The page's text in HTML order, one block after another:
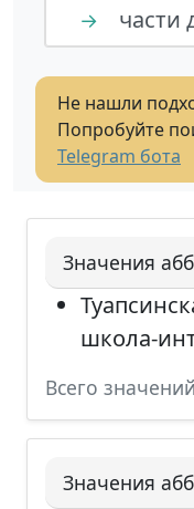
→ части
Не нашли
Попробуйте
Telegram бота
Значения
школа-
Всего
Значения